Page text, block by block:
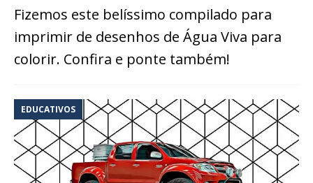
Fizemos este belíssimo compilado para
imprimir de desenhos de Água Viva para
colorir. Confira e ponte também!
EDUCATIVOS